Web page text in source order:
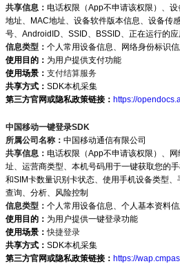
共享信息： 电话权限（App不申请该权限）、
地址、MAC地址、设备软件版本信息、设备传
号、AndroidID、SSID、BSSID、正在运行的
信息类型： 个人常用设备信息、网络身份标识
使用目的： 为用户提供支付功能
使用场景： 支付结算服务
共享方式： SDK本机采集
第三方官网或隐私政策链接： https://
中国移动一键登录SDK
所属公司名称： 中国移动通信有限公司
共享信息： 电话权限（App不申请该权限）、
址、运营商类型、本机号码用于一键获取您的
和SIM卡数量识别卡状态、使用手机设备类型
查询、分析、风险控制
信息类型： 个人常用设备信息、个人基本资料
使用目的： 为用户提供一键登录功能
使用场景：快捷登录
共享方式： SDK本机采集
第三方官网或隐私政策链接： https://